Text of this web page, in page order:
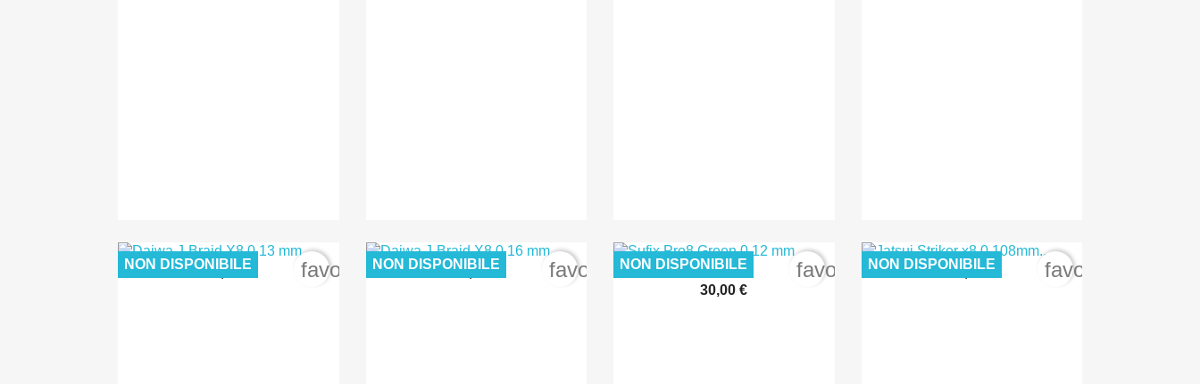
 Anteprima
30,00 €
NON DISPONIBILE favorite_border Anteprima
30,00 €
NON DISPONIBILE
favorite_border
Anteprima
30,00 €
NON DISPONIBILE favorite_border Anteprima
12,00 €
NON DISPONIBILE favorite_border